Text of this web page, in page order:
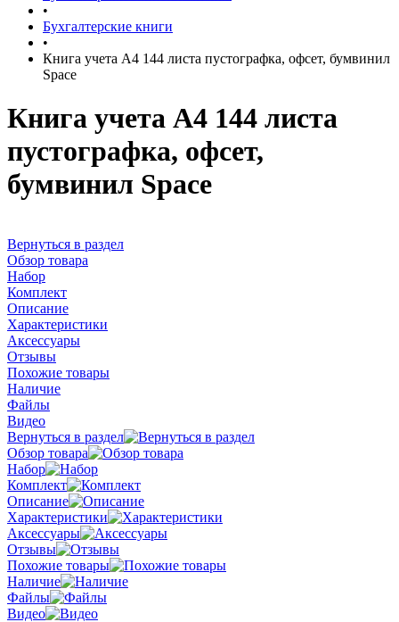
•
Бухгалтерские книги
•
Книга учета А4 144 листа пустографка, офсет, бумвинил
Space
Книга учета А4 144 листа
пустографка, офсет,
бумвинил Space
Вернуться в раздел
Обзор товара
Набор
Комплект
Описание
Характеристики
Аксессуары
Отзывы
Похожие товары
Наличие
Файлы
Видео
Вернуться в раздел
Обзор товара
Набор
Комплект
Описание
Характеристики
Аксессуары
Отзывы
Похожие товары
Наличие
Файлы
Видео